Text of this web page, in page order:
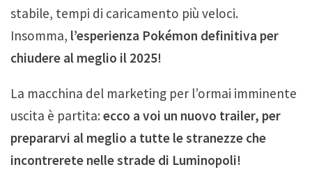
stabile, tempi di caricamento più veloci.
Insomma, l’esperienza Pokémon definitiva per
chiudere al meglio il 2025!
La macchina del marketing per l’ormai imminente
uscita è partita: ecco a voi un nuovo trailer, per
prepararvi al meglio a tutte le stranezze che
incontrerete nelle strade di Luminopoli!